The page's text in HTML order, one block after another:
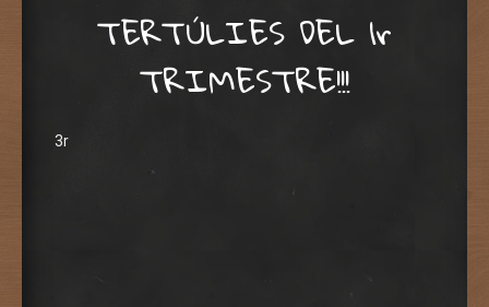
TERTÚLIES DEL 1r
TRIMESTRE!!!
3r